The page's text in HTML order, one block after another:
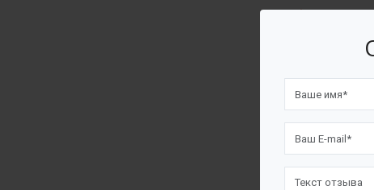
Именно
нашей
Есть 2 вида
1)
Все зависит